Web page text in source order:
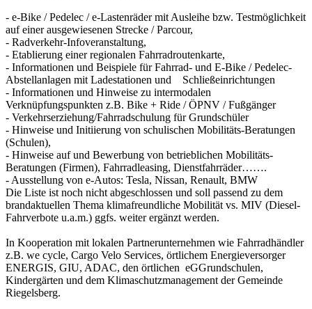
- e-Bike / Pedelec / e-Lastenräder mit Ausleihe bzw. Testmöglichkeit
auf einer ausgewiesenen Strecke / Parcour,
- Radverkehr-Infoveranstaltung,
- Etablierung einer regionalen Fahrradroutenkarte,
- Informationen und Beispiele für Fahrrad- und E-Bike / Pedelec-
Abstellanlagen mit Ladestationen und Schließeinrichtungen
- Informationen und Hinweise zu intermodalen
Verknüpfungspunkten z.B. Bike + Ride / ÖPNV / Fußgänger
- Verkehrserziehung/Fahrradschulung für Grundschüler
- Hinweise und Initiierung von schulischen Mobilitäts-Beratungen
(Schulen),
- Hinweise auf und Bewerbung von betrieblichen Mobilitäts-
Beratungen (Firmen), Fahrradleasing, Dienstfahrräder…….
- Ausstellung von e-Autos: Tesla, Nissan, Renault, BMW
Die Liste ist noch nicht abgeschlossen und soll passend zu dem
brandaktuellen Thema klimafreundliche Mobilität vs. MIV (Diesel-
Fahrverbote u.a.m.) ggfs. weiter ergänzt werden.
In Kooperation mit lokalen Partnerunternehmen wie Fahrradhändler
z.B. we cycle, Cargo Velo Services, örtlichem Energieversorger
ENERGIS, GIU, ADAC, den örtlichen eGGrundschulen,
Kindergärten und dem Klimaschutzmanagement der Gemeinde
Riegelsberg.